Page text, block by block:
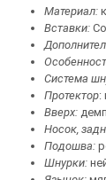
Материал:
Вставки:
Система
Протектор:
Вверх:
Носок,
Подошва:
Шнурки: